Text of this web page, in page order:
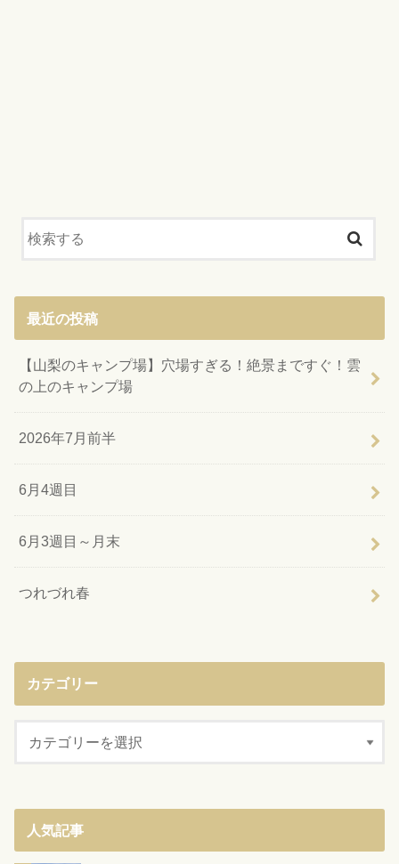
最近の投稿
【山梨のキャンプ場】穴場すぎる！絶景まですぐ！雲
の上のキャンプ場
2026年7月前半
6月4週目
6月3週目～月末
つれづれ春
カテゴリー
人気記事